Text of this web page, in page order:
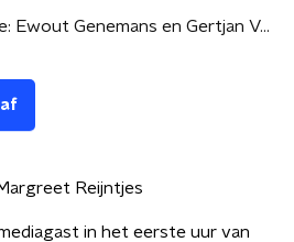
De Perstribune: Ewout Genemans en Gertjan Verbeek
Reijntjes
in het eerste uur van